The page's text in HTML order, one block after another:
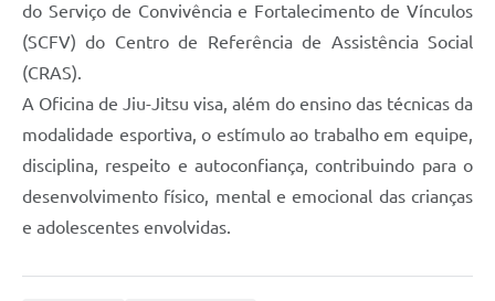
do Serviço de Convivência e Fortalecimento de Vínculos
(SCFV) do Centro de Referência de Assistência Social
(CRAS).
A Oficina de Jiu-Jitsu visa, além do ensino das técnicas da
modalidade esportiva, o estímulo ao trabalho em equipe,
disciplina, respeito e autoconfiança, contribuindo para o
desenvolvimento físico, mental e emocional das crianças
e adolescentes envolvidas.